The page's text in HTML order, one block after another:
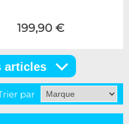
199,90 €
articles
par